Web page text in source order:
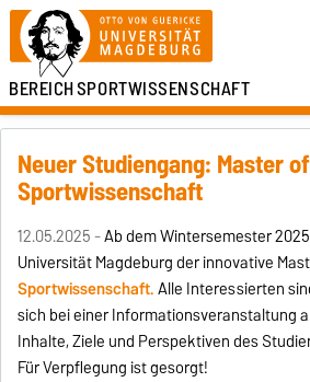
BEREICHSPORTWISSENSCHAFT
Neuer Studiengang: Master
Sportwissenschaft
12.05.2025 -Ab dem Wintersemester
Universität Magdeburg der innovative
Sportwissenschaft.Alle Interessierten
sich bei einer Informationsveranstaltung
Inhalte, Ziele und Perspektiven des
Für Verpflegung ist gesorgt!